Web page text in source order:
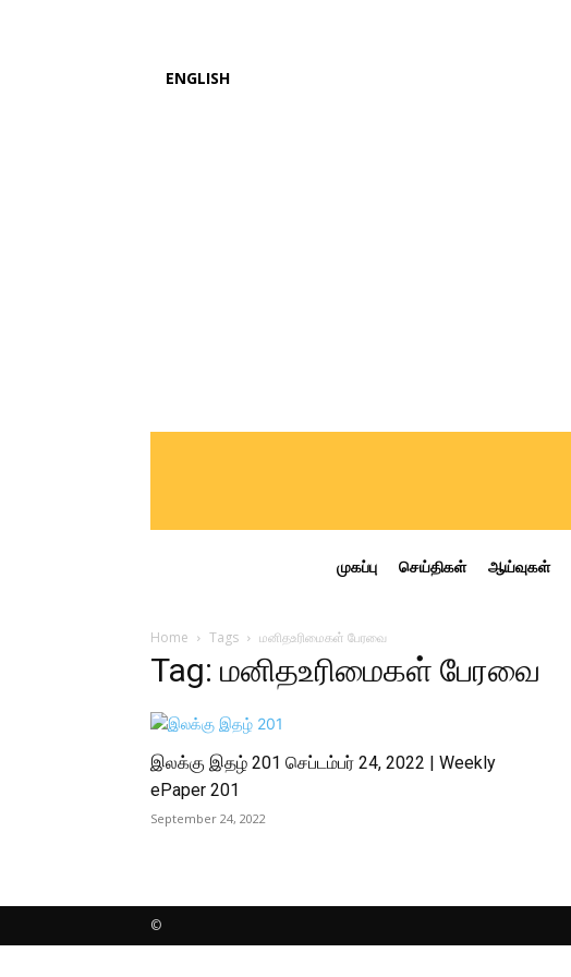
ENGLISH
முகப்பு செய்திகள் ஆய்வுகள்
Home Tags மனிதஉரிமைகள் பேரவை
Tag: மனிதஉரிமைகள் பேரவை
இலக்கு இதழ் 201 செப்டம்பர் 24, 2022 | Weekly
ePaper 201
September 24, 2022
©